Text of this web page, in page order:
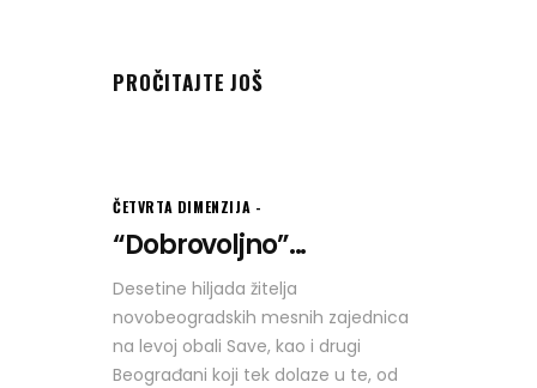
PROČITAJTE JOŠ
ČETVRTA DIMENZIJA
“Dobrovoljno”...
Desetine hiljada žitelja
novobeogradskih mesnih zajednica
na levoj obali Save, kao i drugi
Beograđani koji tek dolaze u te, od